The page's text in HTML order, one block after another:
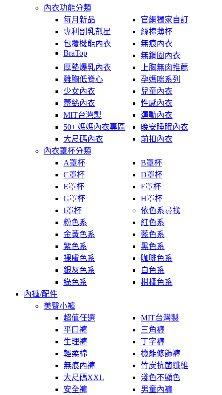
內衣功能分類
每月新品
官網獨家自訂
專利副乳剋星
絲棉薄杯
包覆機能內衣
無痕內衣
BraTop
無鋼圈內衣
厚墊爆乳內衣
上胸無肉推薦
雞胸低脊心
孕媽咪系列
少女內衣
兒童內衣
蕾絲內衣
性感內衣
MIT台灣製
運動內衣
50+ 媽媽內衣專區
晚安睡眠內衣
大尺碼內衣
前扣內衣
內衣罩杯分類
A罩杯
B罩杯
C罩杯
D罩杯
E罩杯
F罩杯
G罩杯
H罩杯
I罩杯
依色系尋找
粉色系
紅色系
金黃色系
藍色系
紫色系
黑色系
裸膚色系
咖啡色系
銀灰色系
白色系
綠色系
柑橘色系
內褲/配件
美臀小褲
超值任選
MIT台灣製
平口褲
三角褲
生理褲
丁字褲
輕柔棉
機能修飾褲
無痕內褲
竹炭抗菌纖維
大尺碼XXL
淺色不顯色
安全褲
男童內褲